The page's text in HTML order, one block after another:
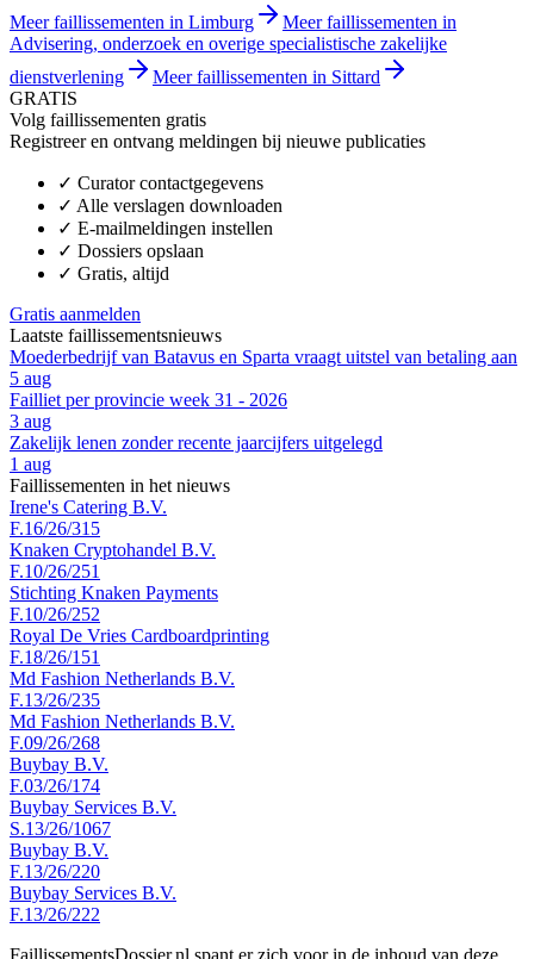
Meer faillissementen in Limburg
Meer faillissementen in
Advisering, onderzoek en overige specialistische zakelijke
dienstverlening
Meer faillissementen in Sittard
GRATIS
Volg faillissementen gratis
Registreer en ontvang meldingen bij nieuwe publicaties
✓ Curator contactgegevens
✓ Alle verslagen downloaden
✓ E-mailmeldingen instellen
✓ Dossiers opslaan
✓ Gratis, altijd
Gratis aanmelden
Laatste faillissementsnieuws
Moederbedrijf van Batavus en Sparta vraagt uitstel van betaling aan
5 aug
Failliet per provincie week 31 - 2026
3 aug
Zakelijk lenen zonder recente jaarcijfers uitgelegd
1 aug
Faillissementen in het nieuws
Irene's Catering B.V.
F.16/26/315
Knaken Cryptohandel B.V.
F.10/26/251
Stichting Knaken Payments
F.10/26/252
Royal De Vries Cardboardprinting
F.18/26/151
Md Fashion Netherlands B.V.
F.13/26/235
Md Fashion Netherlands B.V.
F.09/26/268
Buybay B.V.
F.03/26/174
Buybay Services B.V.
S.13/26/1067
Buybay B.V.
F.13/26/220
Buybay Services B.V.
F.13/26/222
FaillissementsDossier.nl spant er zich voor in de inhoud van deze